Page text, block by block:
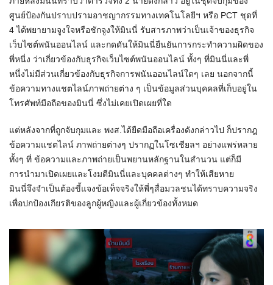
ศูนย์ป้องกันปราบปรามอาชญากรรมทางเทคโนโลยีฯ หรือ PCT ชุดที่
4 ได้พยายามจูงใจหรือชักจูงให้มินนี่ รับสารภาพว่าเป็นเจ้าของธุรกิจ
เว็บไซต์พนันออนไลน์ และกดดันให้มินนี่ยืนยันการกระทำความผิดของ
พี่หนี่ง ว่าเกี่ยวข้องกับธุรกิจเว็บไซต์พนันออนไลน์ ทั้งๆ ที่มินนี่และพี่
หนึ่งไม่มีส่วนเกี่ยวข้องกับธุรกิจการพนันออนไลน์ใดๆ เลย นอกจากนี้
ข้อความทางแชตไลน์ภาพถ่ายต่าง ๆ เป็นข้อมูลส่วนบุคคลที่เก็บอยู่ใน
โทรศัพท์มือถือของมินนี่ ซึ่งไม่เคยเปิดเผยที่ใด
แต่หลังจากที่ถูกจับกุมและ พงส.ได้ยืดมือถือเครื่องดังกล่าวไป ก็ปรากฎ
ข้อความแชตไลน์ ภาพถ่ายต่างๆ ปรากฏในโซเชียลฯ อย่างแพร่หลาย
ทั้งๆ ที่ ข้อความและภาพถ่ายเป็นพยานหลักฐานในสำนวน แต่ก็มี
การนำมาเปิดเผยและโงมตีมินนี่และบุคคลต่างๆ ทำให้เสียหาย
มินนี่จึงจำเป็นต้องขี้แจงข้อเท็จจริงให้พี่ๆสื่อมวลชนได้ทราบความจริง
เพื่อปกป้องเกียรติของลูกผู้หญิงและผู้เกี่ยวข้องทั้งหมด